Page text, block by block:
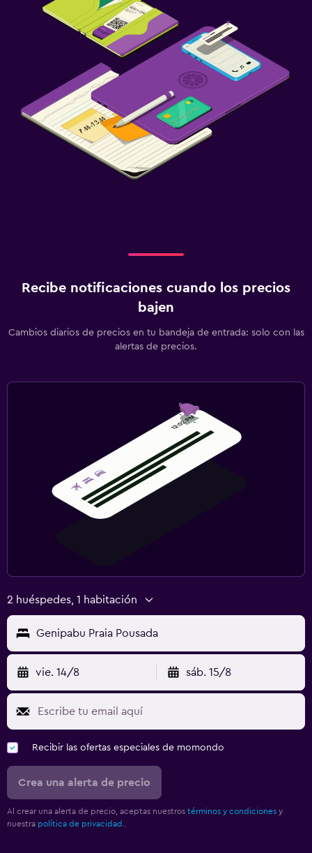
Recibe notificaciones cuando los precios
bajen
Cambios diarios de precios en tu bandeja de entrada: solo con las
alertas de precios.
2 huéspedes, 1 habitación
Genipabu Praia Pousada
vie. 14/8 sáb. 15/8
Recibir las ofertas especiales de momondo
Crea una alerta de precio
Al crear una alerta de precio, aceptas nuestros términos y condiciones y
nuestra política de privacidad.